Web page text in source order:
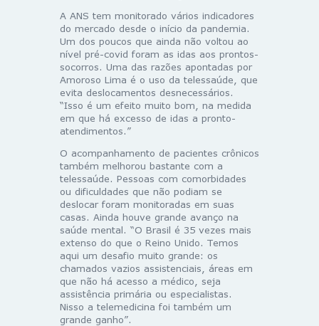
A ANS tem monitorado vários indicadores
do mercado desde o início da pandemia.
Um dos poucos que ainda não voltou ao
nível pré-covid foram as idas aos prontos-
socorros. Uma das razões apontadas por
Amoroso Lima é o uso da telessaúde, que
evita deslocamentos desnecessários.
“Isso é um efeito muito bom, na medida
em que há excesso de idas a pronto-
atendimentos.”
O acompanhamento de pacientes crônicos
também melhorou bastante com a
telessaúde. Pessoas com comorbidades
ou dificuldades que não podiam se
deslocar foram monitoradas em suas
casas. Ainda houve grande avanço na
saúde mental. “O Brasil é 35 vezes mais
extenso do que o Reino Unido. Temos
aqui um desafio muito grande: os
chamados vazios assistenciais, áreas em
que não há acesso a médico, seja
assistência primária ou especialistas.
Nisso a telemedicina foi também um
grande ganho”.